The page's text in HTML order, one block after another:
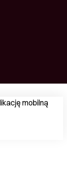
mobilną